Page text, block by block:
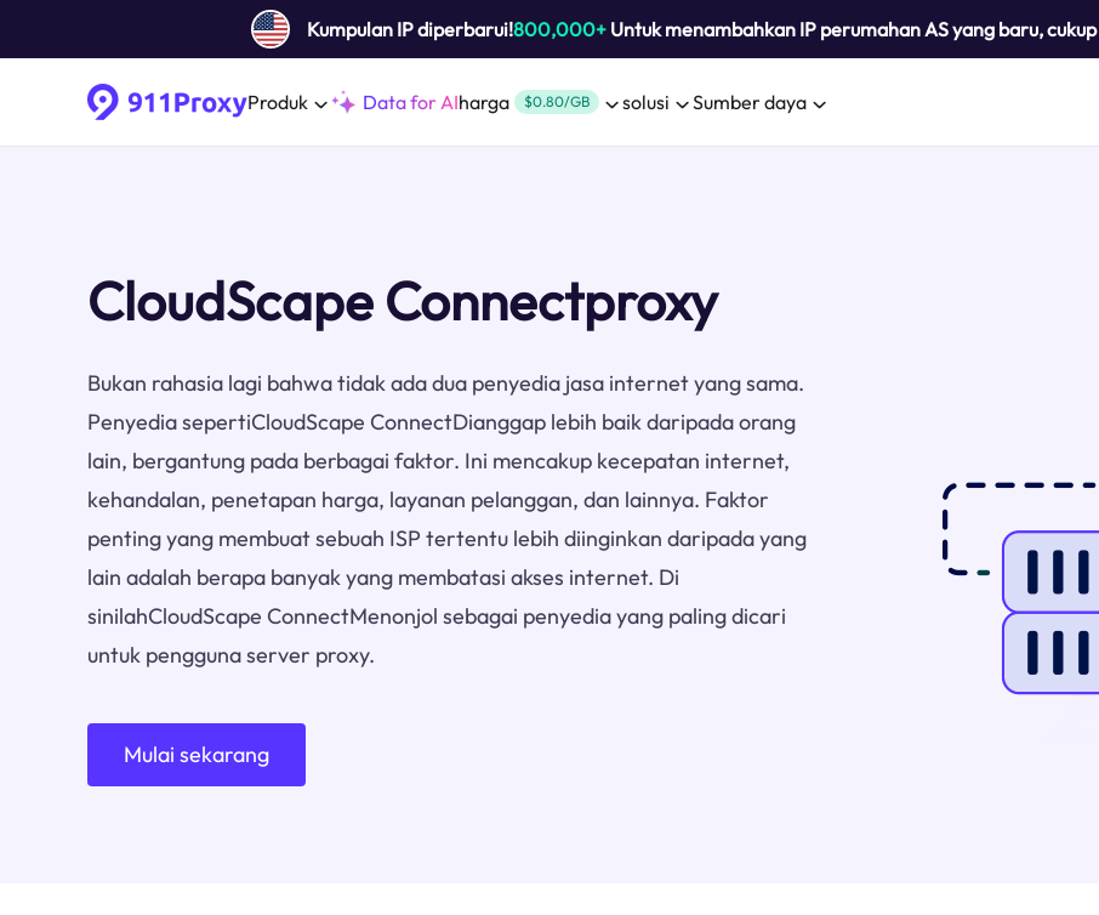
Kumpulan IP diperbarui!800,000+Untuk menambahkan IP perumahan AS yang baru, cukup
Produk Data for AIharga $0.80/GB solusi Sumber daya
CloudScape Connectproxy
Bukan rahasia lagi bahwa tidak ada dua penyedia jasa internet yang sama.
Penyedia sepertiCloudScape ConnectDianggap lebih baik daripada orang
lain, bergantung pada berbagai faktor. Ini mencakup kecepatan internet,
kehandalan, penetapan harga, layanan pelanggan, dan lainnya. Faktor
penting yang membuat sebuah ISP tertentu lebih diinginkan daripada yang
lain adalah berapa banyak yang membatasi akses internet. Di
sinilahCloudScape ConnectMenonjol sebagai penyedia yang paling dicari
untuk pengguna server proxy.
Mulai sekarang